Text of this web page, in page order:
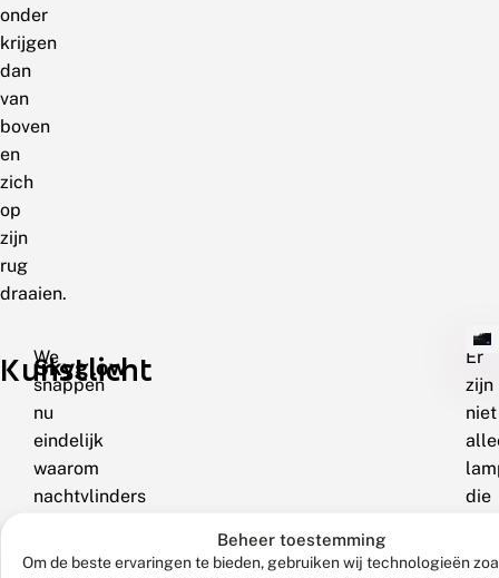
Beheer toestemming
Om de beste ervaringen te bieden, gebruiken wij technologieën
onder
krijgen
dan
van
boven
en
zich
op
zijn
rug
draaien.
Kunstlicht
We
snappen
nu
eindelijk
waarom
nachtvlinders
andere
Skyglow
Er
zijn
niet
die